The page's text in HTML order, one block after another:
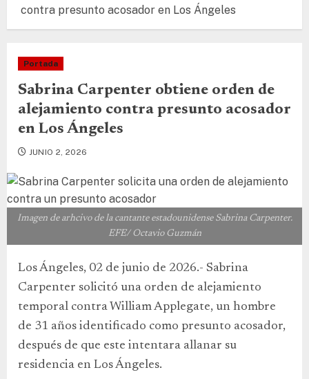
contra presunto acosador en Los Ángeles
Portada
Sabrina Carpenter obtiene orden de
alejamiento contra presunto acosador
en Los Ángeles
JUNIO 2, 2026
Imagen de arhcivo de la cantante estadounidense Sabrina Carpenter.
EFE/ Octavio Guzmán
Los Ángeles, 02 de junio de 2026.- Sabrina
Carpenter solicitó una orden de alejamiento
temporal contra William Applegate, un hombre
de 31 años identificado como presunto acosador,
después de que este intentara allanar su
residencia en Los Ángeles.